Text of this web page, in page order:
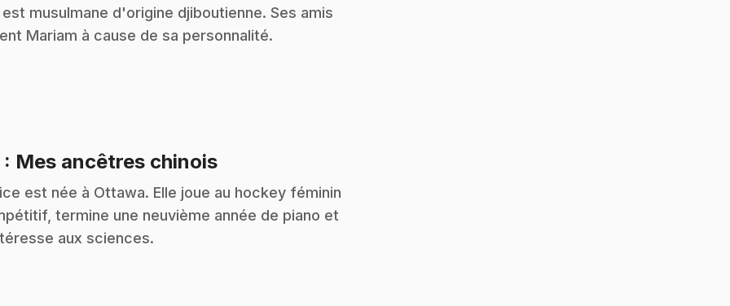
est musulmane d'origine djiboutienne. Ses amis
Mariam à cause de sa personnalité.
: Mes ancêtres chinois.
est née à Ottawa. Elle joue au hockey féminin
termine une neuvième année de piano et
aux sciences.